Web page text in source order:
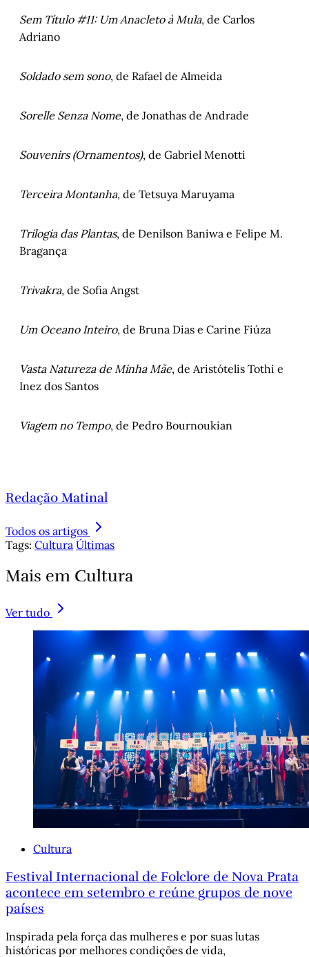
Sem Título #11: Um Anacleto à Mula, de Carlos
Adriano
Soldado sem sono, de Rafael de Almeida
Sorelle Senza Nome, de Jonathas de Andrade
Souvenirs (Ornamentos), de Gabriel Menotti
Terceira Montanha, de Tetsuya Maruyama
Trilogia das Plantas, de Denilson Baniwa e Felipe M.
Bragança
Trivakra, de Sofia Angst
Um Oceano Inteiro, de Bruna Dias e Carine Fiúza
Vasta Natureza de Minha Mãe, de Aristótelis Tothi e
Inez dos Santos
Viagem no Tempo, de Pedro Bournoukian
Redação Matinal
Todos os artigos
Tags: Cultura Últimas
Mais em Cultura
Ver tudo
Cultura
Festival Internacional de Folclore de Nova Prata
acontece em setembro e reúne grupos de nove
países
Inspirada pela força das mulheres e por suas lutas
históricas por melhores condições de vida,